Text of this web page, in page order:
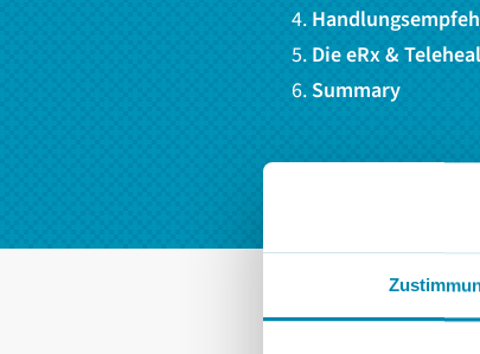
Die eRx &
Summary